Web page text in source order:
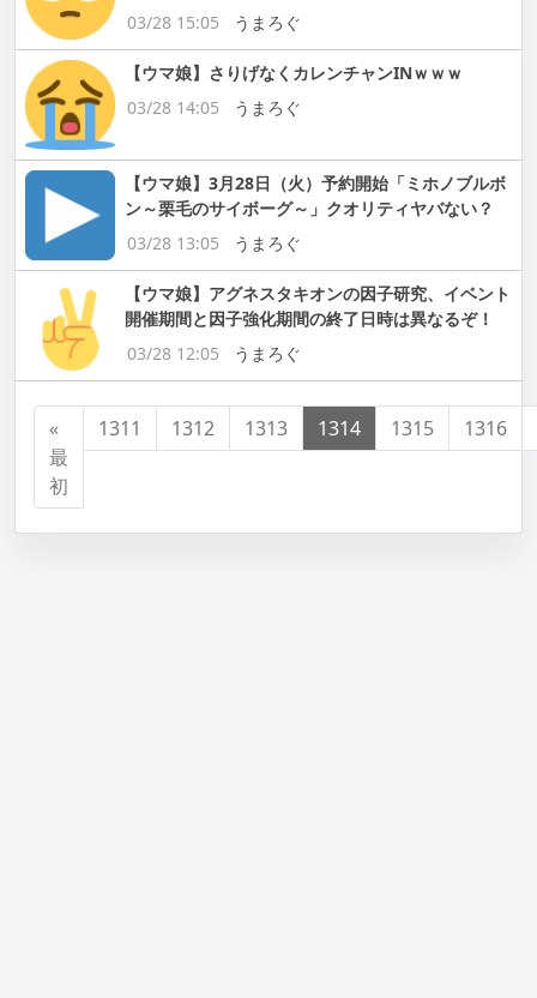
03/28 15:05 うまろぐ
【ウマ娘】さりげなくカレンチャンINｗｗｗ
03/28 14:05
うまろぐ
【ウマ娘】3月28日（火）予約開始「ミホノブルボ
ン～栗毛のサイボーグ～」クオリティヤバない？
03/28 13:05
うまろぐ
【ウマ娘】アグネスタキオンの因子研究、イベント
開催期間と因子強化期間の終了日時は異なるぞ！
03/28 12:05
うまろぐ
«
最
初
1311 1312 1313 1314 1315 1316